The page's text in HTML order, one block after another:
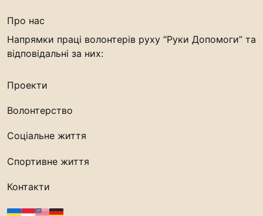
Про нас
Напрямки праці волонтерів руху “Руки Допомоги” та
відповідальні за них:
Проекти
Волонтерство
Соціальне життя
Спортивне життя
Контакти